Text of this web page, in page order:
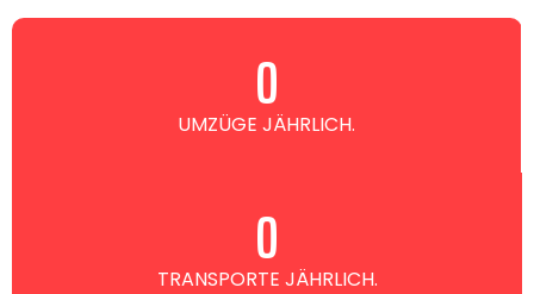
UMZÜGE JÄHRLICH.
0
TRANSPORTE JÄHRLICH.
0